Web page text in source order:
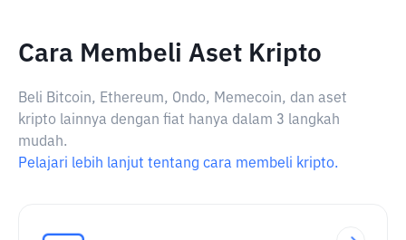
Cara Membeli Aset Kripto
Beli Bitcoin, Ethereum, Ondo, Memecoin, dan aset
kripto lainnya dengan fiat hanya dalam 3 langkah
mudah.
Pelajari lebih lanjut tentang cara membeli kripto.